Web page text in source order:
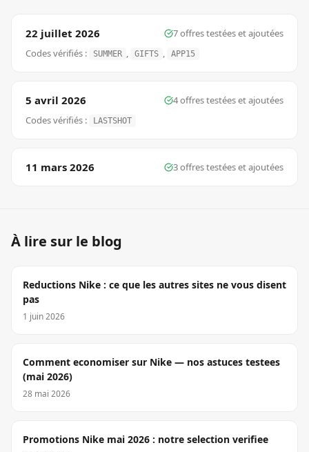
22 juillet 2026 7offrestestéeset ajoutées
Codes vérifiés :
SUMMER , GIFTS , APP15
5 avril 2026 4offrestestéeset ajoutées
Codes vérifiés :
LASTSHOT
11 mars 2026 3offrestestéeset ajoutées
À lire sur le blog
Reductions Nike : ce que les autres sites ne vous disent
pas
1 juin 2026
Comment economiser sur Nike — nos astuces testees
(mai 2026)
28 mai 2026
Promotions Nike mai 2026 : notre selection verifiee